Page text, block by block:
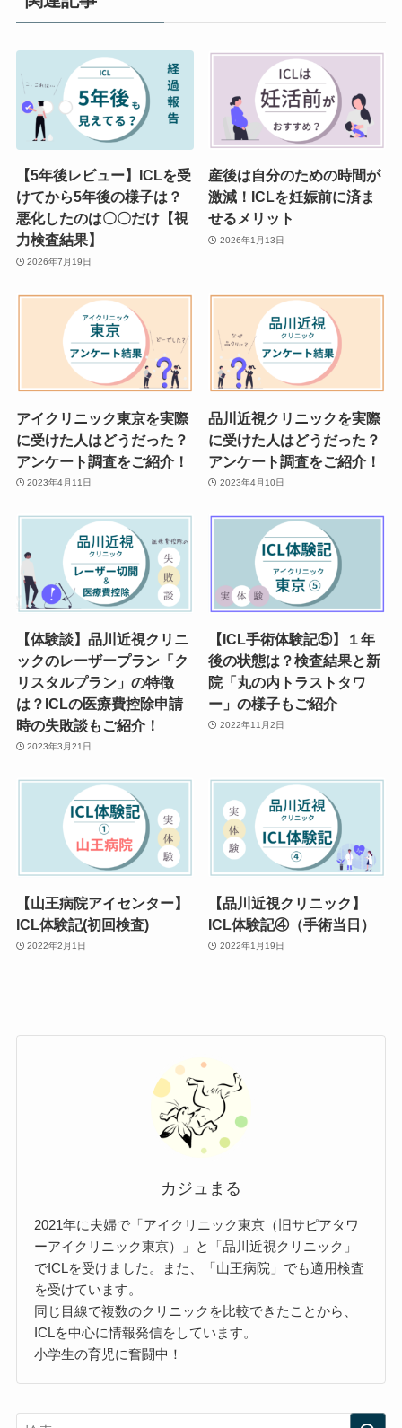
【5年後レビュー】ICLを受
けてから5年後の様子は？
悪化したのは〇〇だけ【視
力検査結果】
2026年7月19日
産後は自分のための時間が
激減！ICLを妊娠前に済ま
せるメリット
2026年1月13日
アイクリニック東京を実際
に受けた人はどうだった？
アンケート調査をご紹介！
2023年4月11日
品川近視クリニックを実際
に受けた人はどうだった？
アンケート調査をご紹介！
2023年4月10日
【体験談】品川近視クリニ
ックのレーザープラン「ク
リスタルプラン」の特徴
は？ICLの医療費控除申請
時の失敗談もご紹介！
2023年3月21日
【ICL手術体験記⑤】１年
後の状態は？検査結果と新
院「丸の内トラストタワ
ー」の様子もご紹介
2022年11月2日
【山王病院アイセンター】
ICL体験記(初回検査)
2022年2月1日
【品川近視クリニック】
ICL体験記④（手術当日）
2022年1月19日
カジュまる
2021年に夫婦で「アイクリニック東京（旧サピアタワ
ーアイクリニック東京）」と「品川近視クリニック」
でICLを受けました。また、「山王病院」でも適用検査
を受けています。
同じ目線で複数のクリニックを比較できたことから、
ICLを中心に情報発信をしています。
小学生の育児に奮闘中！